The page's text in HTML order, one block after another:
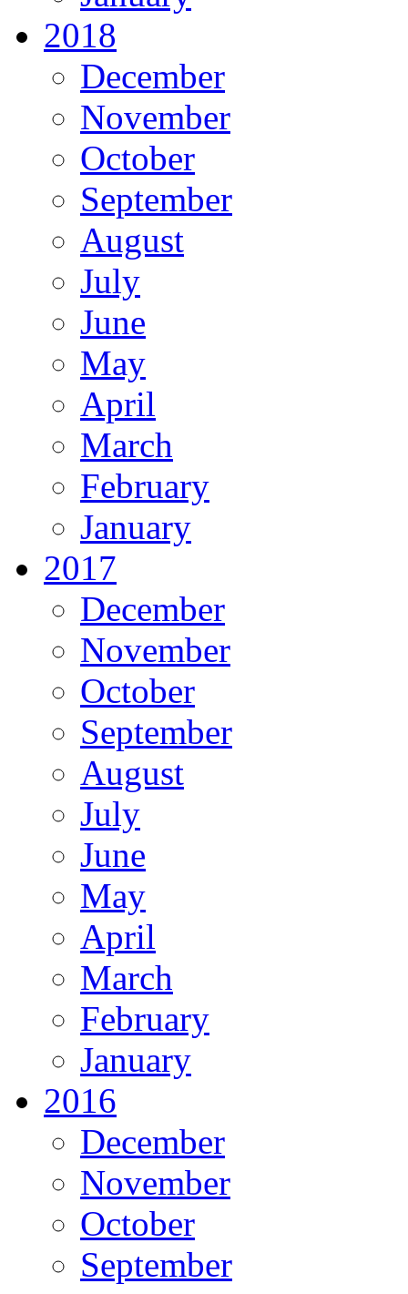
2018
December
November
October
September
August
July
June
May
April
March
February
January
2017
December
November
October
September
August
July
June
May
April
March
February
January
2016
December
November
October
September